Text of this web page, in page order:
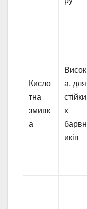
Кисло
тна
змивк
а
Висок
а, для
стійки
х
барвн
иків